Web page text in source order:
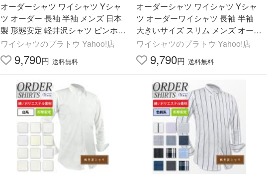
オーダーシャツ ワイシャツ Yシャ
ツ オーダー 長袖 半袖 メンズ 日本
製 形態安定 軽井沢シャツ ピンホー
ルカラー
ワイシャツのプラトウ Yahoo!店
9,790円 送料無料
オーダーシャツ ワイシャツ Yシャ
ツ オーダーワイシャツ 長袖 半袖
大きいサイズ スリム メンズ オーダ
ー 日本製 形態安定 軽井沢シャツ
タブカラー
ワイシャツのプラトウ Yahoo!店
9,790円 送料無料